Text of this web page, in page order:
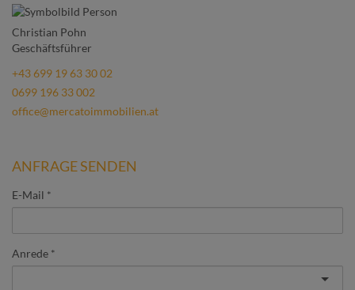
Christian Pohn
Geschäftsführer
+43 699 19 63 30 02
0699 196 33 002
office@mercatoimmobilien.at
ANFRAGE SENDEN
E-Mail
Anrede